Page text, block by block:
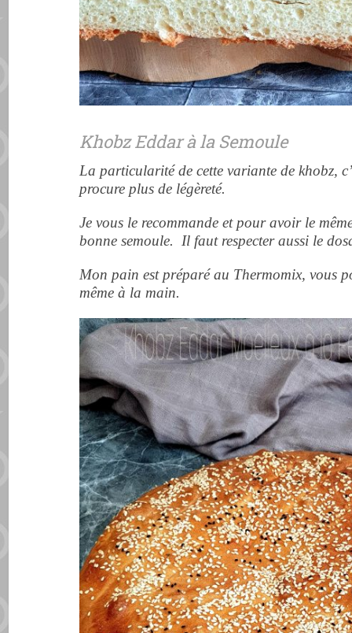
Khobz Eddar à la Semoule
La particularité de cette variante de khobz,
procure plus de légèreté.
Je vous le recommande et pour avoir le
bonne semoule. Il faut respecter aussi le
Mon pain est préparé au Thermomix, vous
même à la main.